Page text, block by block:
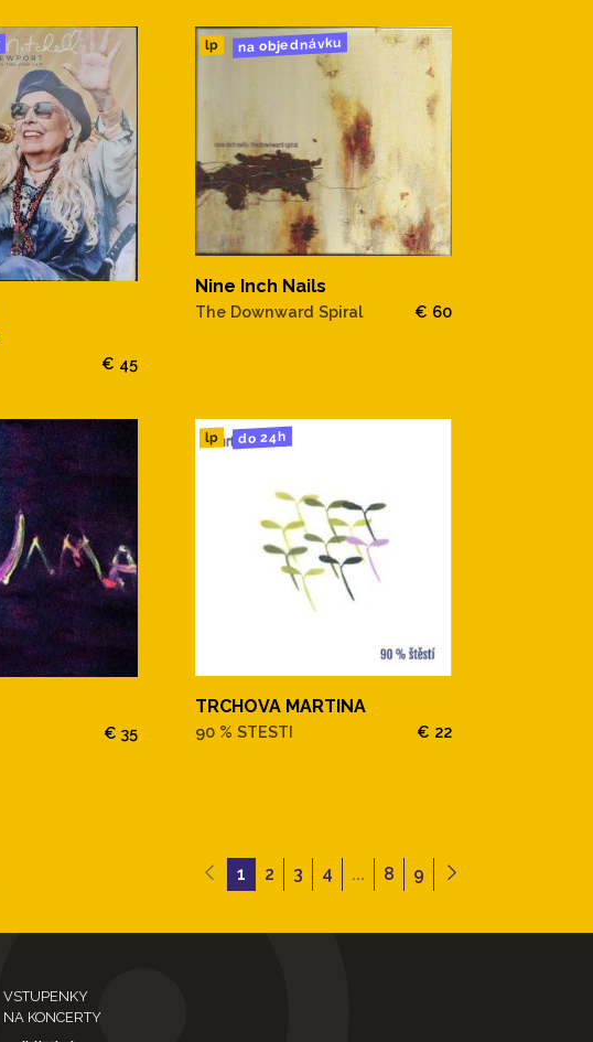
€ 45
lp na objednávku
Nine Inch Nails
The Downward Spiral € 60
€ 35
lp do 24h
TRCHOVA MARTINA
90 % STESTI € 22
1 2 3 4 ... 8 9
VSTUPENKY
NA KONCERTY